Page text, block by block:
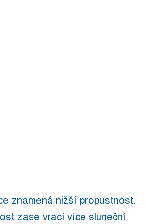
znamená nižší propustnost.
zase vrací více sluneční